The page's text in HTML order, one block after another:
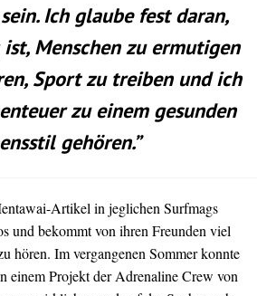
Ich glaube fest daran,
Menschen zu ermutigen
Sport zu treiben und ich
zu einem gesunden
gehören.”
Artikel in jeglichen Surfmags
und bekommt von ihren Freunden viel
hören. Im vergangenen Sommer konnte
einem Projekt der Adrenaline Crew von